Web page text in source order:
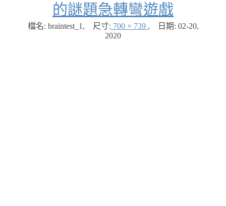
的謎題急轉彎遊戲
檔名: braintest_1 , 尺寸: 700 × 739 , 日期: 02-20,
2020